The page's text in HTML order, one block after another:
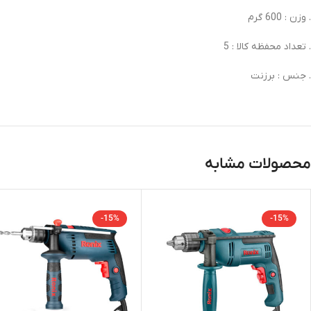
. وزن : 600 گرم
. تعداد محفظه کالا : 5
. جنس : برزنت
محصولات مشابه
-15%
-15%